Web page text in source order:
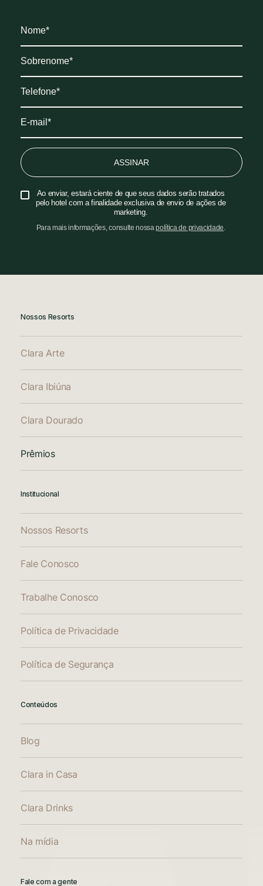
ASSINAR
Ao enviar, estará ciente de que seus dados serão tratados
pelo hotel com a finalidade exclusiva de envio de ações de
marketing.
Para mais informações, consulte nossapolítica de privacidade.
Nossos Resorts
Clara Arte
Clara Ibiúna
Clara Dourado
Prêmios
Institucional
Nossos Resorts
Fale Conosco
Trabalhe Conosco
Política de Privacidade
Política de Segurança
Conteúdos
Blog
Clara in Casa
Clara Drinks
Na mídia
Fale com a gente